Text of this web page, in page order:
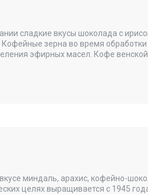
сладкие вкусы шоколада с
зерна во время
эфирных масел. Кофе венской
миндаль, арахис, кофейно-
целях выращивается с 1945